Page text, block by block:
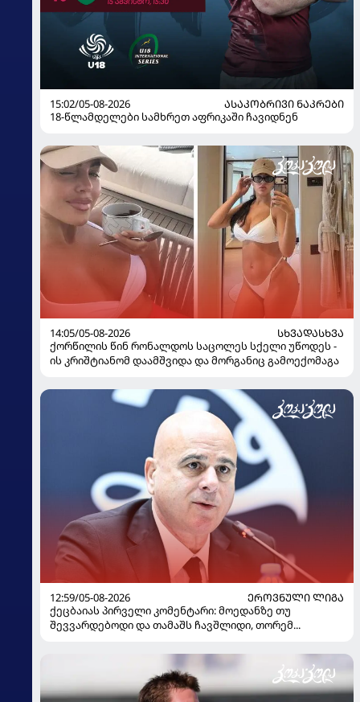
15:02/05-08-2026
ᲐᲡᲐᲙᲝᲑᲠᲘᲕᲘ ᲜᲐᲙᲠᲔᲑᲘ
18-წლამდელები სამხრეთ აფრიკაში ჩავიდნენ
14:05/05-08-2026
ᲡᲮᲕᲐᲓᲐᲡᲮᲕᲐ
ქორწილის წინ რონალდოს საცოლეს სქელი უწოდეს -
ის კრიშტიანომ დაამშვიდა და მორგანიც გამოექომაგა
12:59/05-08-2026
ᲔᲠᲝᲕᲜᲣᲚᲘ ᲚᲘᲒᲐ
ქეცბაიას პირველი კომენტარი: მოედანზე თუ
შევვარდებოდი და თამაშს ჩავშლიდი, თორემ...